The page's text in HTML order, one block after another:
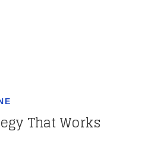
That Works